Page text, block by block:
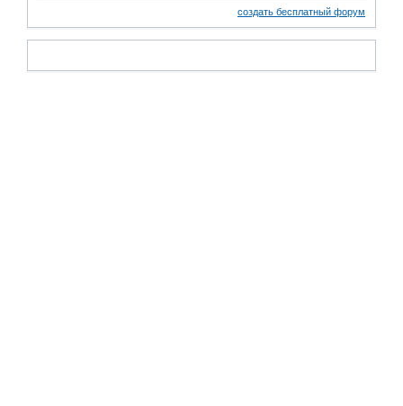
создать бесплатный форум